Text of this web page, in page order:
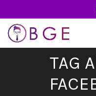
TAG